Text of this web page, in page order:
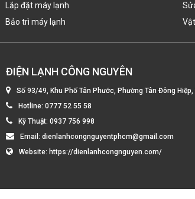
Lắp đặt máy lạnh
Bảo trì máy lạnh
ĐIỆN LẠNH CÔNG NGUYÊN
Số 93/49, Khu Phố Tân Phước, Phường Tân Đông Hiệp,
Hotline: 0777 52 55 58
Kỹ Thuật: 0937 756 998
Email: dienlanhcongnguyentphcm@gmail.com
Website: https://dienlanhcongnguyen.com/